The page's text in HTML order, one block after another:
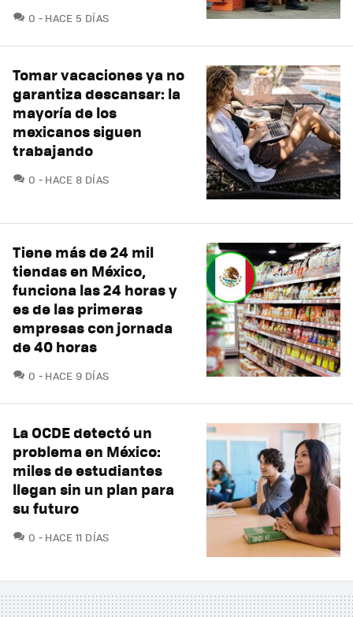
0 COMENTARIOS
HACE 5 DÍAS
Tomar vacaciones ya no
garantiza descansar: la
mayoría de los
mexicanos siguen
trabajando
0 COMENTARIOS
HACE 8 DÍAS
Tiene más de 24 mil
tiendas en México,
funciona las 24 horas y
es de las primeras
empresas con jornada
de 40 horas
0 COMENTARIOS
HACE 9 DÍAS
La OCDE detectó un
problema en México:
miles de estudiantes
llegan sin un plan para
su futuro
0 COMENTARIOS
HACE 11 DÍAS